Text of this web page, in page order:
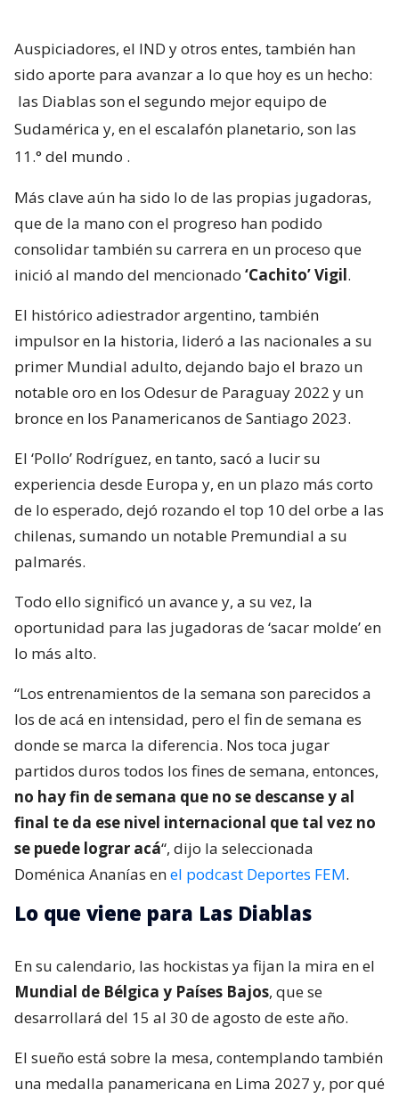
Auspiciadores, el IND y otros entes, también han
sido aporte para avanzar a lo que hoy es un hecho:
las Diablas son el segundo mejor equipo de
Sudamérica y, en el escalafón planetario, son las
11.° del mundo .
Más clave aún ha sido lo de las propias jugadoras,
que de la mano con el progreso han podido
consolidar también su carrera en un proceso que
inició al mando del mencionado ‘Cachito’ Vigil.
El histórico adiestrador argentino, también
impulsor en la historia, lideró a las nacionales a su
primer Mundial adulto, dejando bajo el brazo un
notable oro en los Odesur de Paraguay 2022 y un
bronce en los Panamericanos de Santiago 2023.
El ‘Pollo’ Rodríguez, en tanto, sacó a lucir su
experiencia desde Europa y, en un plazo más corto
de lo esperado, dejó rozando el top 10 del orbe a las
chilenas, sumando un notable Premundial a su
palmarés.
Todo ello significó un avance y, a su vez, la
oportunidad para las jugadoras de ‘sacar molde’ en
lo más alto.
“Los entrenamientos de la semana son parecidos a
los de acá en intensidad, pero el fin de semana es
donde se marca la diferencia. Nos toca jugar
partidos duros todos los fines de semana, entonces,
no hay fin de semana que no se descanse y al
final te da ese nivel internacional que tal vez no
se puede lograr acá“, dijo la seleccionada
Doménica Ananías enel podcast Deportes FEM.
Lo que viene para Las Diablas
En su calendario, las hockistas ya fijan la mira en el
Mundial de Bélgica y Países Bajos, que se
desarrollará del 15 al 30 de agosto de este año.
El sueño está sobre la mesa, contemplando también
una medalla panamericana en Lima 2027 y, por qué